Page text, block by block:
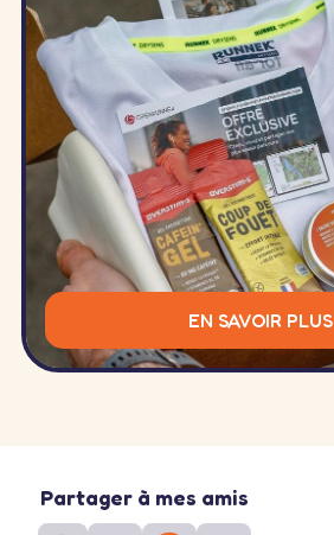
EN SAVOIR PLUS
Partager à mes amis